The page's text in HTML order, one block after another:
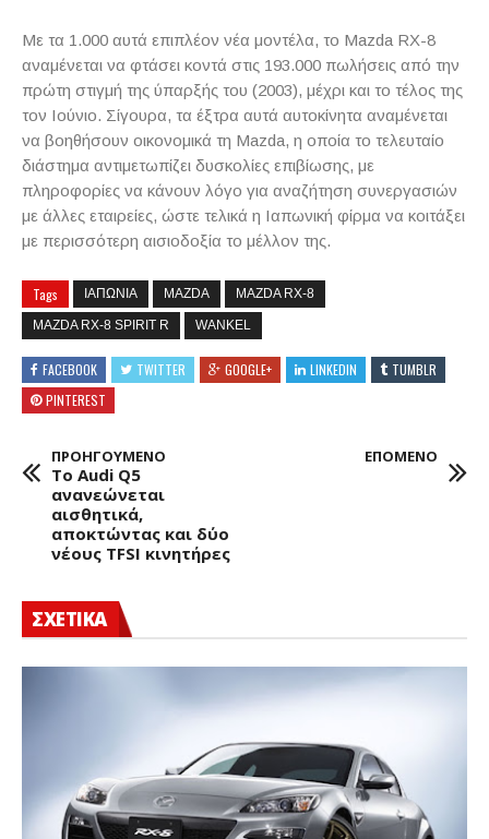
Με τα 1.000 αυτά επιπλέον νέα μοντέλα, το Mazda RX-8
αναμένεται να φτάσει κοντά στις 193.000 πωλήσεις από την
πρώτη στιγμή της ύπαρξής του (2003), μέχρι και το τέλος της
τον Ιούνιο. Σίγουρα, τα έξτρα αυτά αυτοκίνητα αναμένεται
να βοηθήσουν οικονομικά τη Mazda, η οποία το τελευταίο
διάστημα αντιμετωπίζει δυσκολίες επιβίωσης, με
πληροφορίες να κάνουν λόγο για αναζήτηση συνεργασιών
με άλλες εταιρείες, ώστε τελικά η Ιαπωνική φίρμα να κοιτάξει
με περισσότερη αισιοδοξία το μέλλον της.
Tags ΙΑΠΩΝΙΑ MAZDA MAZDA RX-8
MAZDA RX-8 SPIRIT R WANKEL
FACEBOOK TWITTER GOOGLE+ LINKEDIN
TUMBLR
PINTEREST
ΠΡΟΗΓΟΥΜΕΝΟ
To Audi Q5
ανανεώνεται
αισθητικά,
αποκτώντας και δύο
νέους TFSI κινητήρες
ΕΠΟΜΕΝΟ
ΣΧΕΤΙΚΑ